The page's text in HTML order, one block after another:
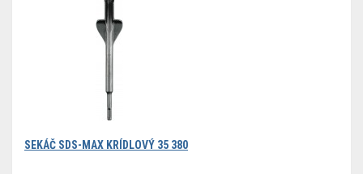
SEKÁČ SDS-MAX KRÍDLOVÝ 35 380